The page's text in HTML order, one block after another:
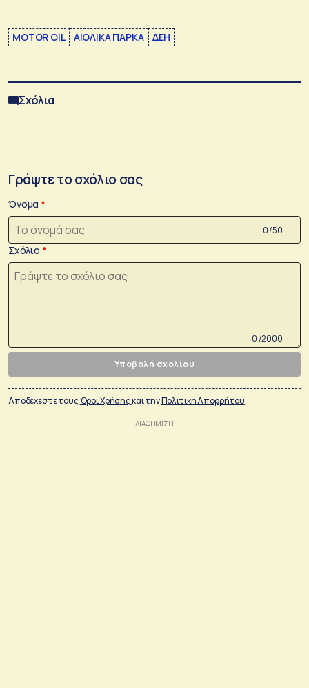
MOTOR OIL ΑΙΟΛΙΚΑ ΠΑΡΚΑ ΔΕΗ
Σχόλια
Γράψτε το σχόλιο σας
Όνομα
0 /50
Σχόλιο
0 /2000
Υποβολή σχολίου
Αποδέχεστε τουςΌροι Χρήσηςκαι τηνΠολιτικη Απορρήτου